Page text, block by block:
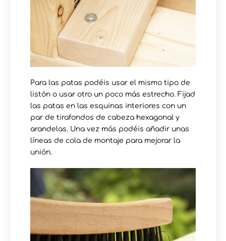
Para las patas podéis usar el mismo tipo de
listón o usar otro un poco más estrecho. Fijad
las patas en las esquinas interiores con un
par de tirafondos de cabeza hexagonal y
arandelas. Una vez más podéis añadir unas
líneas de cola de montaje para mejorar la
unión.